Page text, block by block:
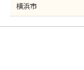
横浜市